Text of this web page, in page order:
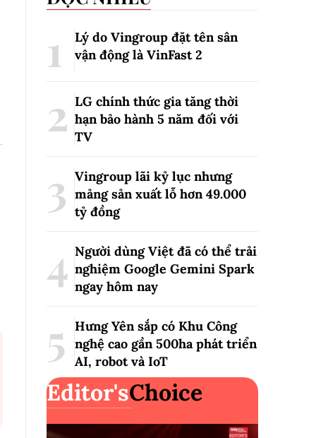
Lý do Vingroup đặt tên sân
vận động là VinFast2
LG chính thức gia tăng thời
hạn bảo hành 5 năm đối với
TV
Vingroup lãi kỷ lục nhưng
mảng sản xuất lỗ hơn 49.000
tỷ đồng
Người dùng Việt đã có thể trải
nghiệm Google Gemini Spark
ngay hôm nay
Hưng Yên sắp có Khu Công
nghệ cao gần 500ha phát triển
AI, robot và IoT
Editor'sChoice